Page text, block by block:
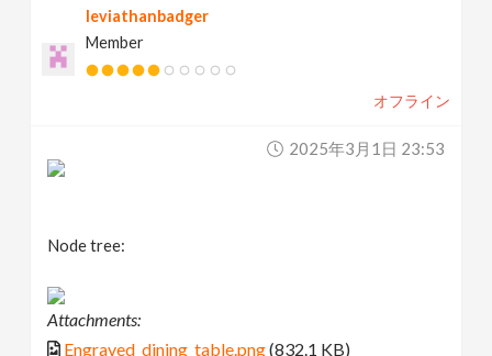
leviathanbadger
Member
オフライン
2025年3月1日 23:53
Node tree:
Attachments:
Engraved_dining_table.png(832.1 KB)